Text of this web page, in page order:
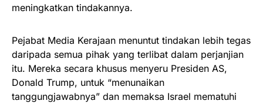
meningkatkan tindakannya.
Pejabat Media Kerajaan menuntut tindakan lebih tegas
daripada semua pihak yang terlibat dalam perjanjian
itu. Mereka secara khusus menyeru Presiden AS,
Donald Trump, untuk “menunaikan
tanggungjawabnya” dan memaksa Israel mematuhi